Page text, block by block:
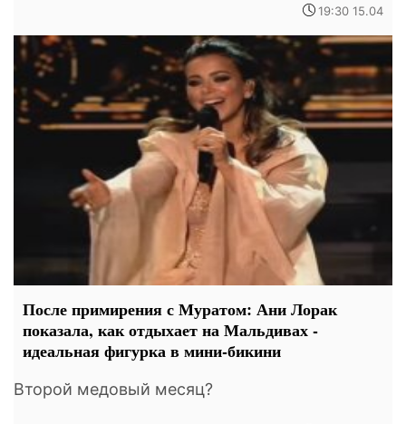
19:30 15.04
После примирения с Муратом: Ани Лорак
показала, как отдыхает на Мальдивах -
идеальная фигурка в мини-бикини
Второй медовый месяц?